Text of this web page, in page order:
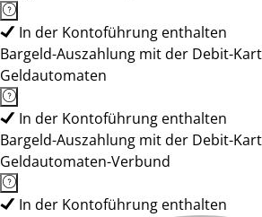
In der Kontoführung enthalten
Bargeld-Auszahlung mit der Debit-
Geldautomaten
In der Kontoführung enthalten
Bargeld-Auszahlung mit der Debit-
Geldautomaten-Verbund
In der Kontoführung enthalten